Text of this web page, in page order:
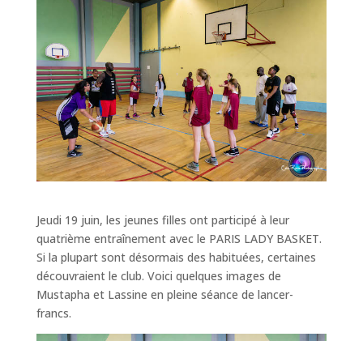
Jeudi 19 juin, les jeunes filles ont participé à leur
quatrième entraînement avec le PARIS LADY BASKET.
Si la plupart sont désormais des habituées, certaines
découvraient le club. Voici quelques images de
Mustapha et Lassine en pleine séance de lancer-
francs.